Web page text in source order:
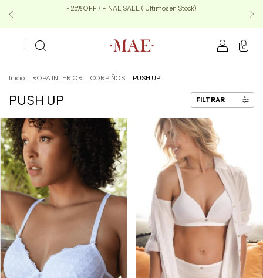
- 25% OFF / FINAL SALE ( Ultimos en Stock)
0
Inicio . ROPA INTERIOR . CORPIÑOS . PUSH UP
PUSH UP FILTRAR